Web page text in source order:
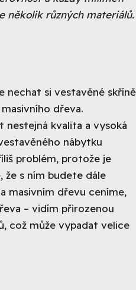
několik různých materiálů.
nechat si vestavěné skříně
dřeva.
nestejná kvalita a vysoká
nábytku
problém, protože je
že s ním budete dále
masivním dřevu ceníme,
– vidím přirozenou
což může vypadat velice